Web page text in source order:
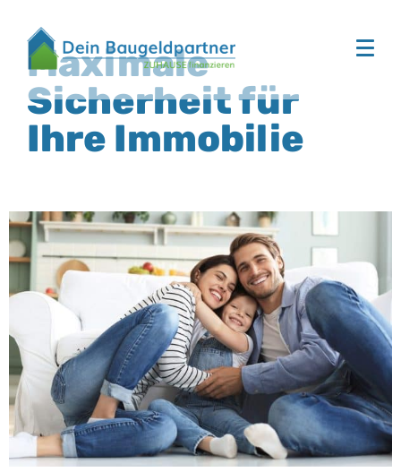
Maximale
Sicherheit für
Ihre Immobilie